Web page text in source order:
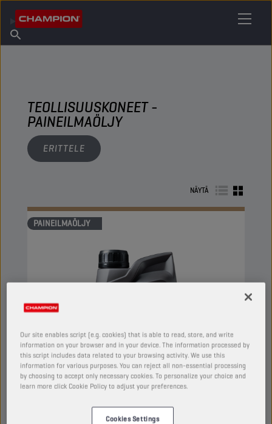
Tietoa Championista
Etsi myyntipiste
TEOLLISUUSKONEET -
PAINEILMAÖLJY
ERITTELE
NÄYTÄ
PAINEILMAÖLJY
Our site enables script (e.g. cookies) that is able to read, store, and write
information on your browser and in your device. The information processed by
this script includes data related to your browsing activity. We use this
information for various purposes. You can reject all non-essential processing
by choosing to accept only necessary cookies. To personalize your choice and
learn more click Cookie Policy to adjust your preferences.
Cookies Settings